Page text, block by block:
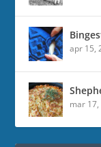
apr 15,
mar